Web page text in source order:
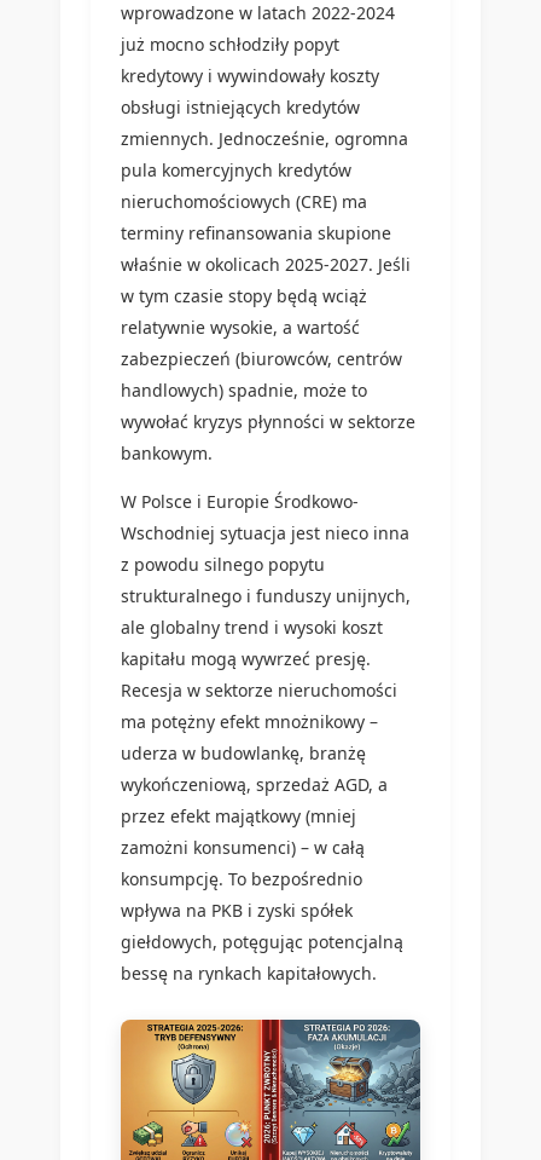
wprowadzone w latach 2022-2024
już mocno schłodziły popyt
kredytowy i wywindowały koszty
obsługi istniejących kredytów
zmiennych. Jednocześnie, ogromna
pula komercyjnych kredytów
nieruchomościowych (CRE) ma
terminy refinansowania skupione
właśnie w okolicach 2025-2027. Jeśli
w tym czasie stopy będą wciąż
relatywnie wysokie, a wartość
zabezpieczeń (biurowców, centrów
handlowych) spadnie, może to
wywołać kryzys płynności w sektorze
bankowym.
W Polsce i Europie Środkowo-
Wschodniej sytuacja jest nieco inna
z powodu silnego popytu
strukturalnego i funduszy unijnych,
ale globalny trend i wysoki koszt
kapitału mogą wywrzeć presję.
Recesja w sektorze nieruchomości
ma potężny efekt mnożnikowy –
uderza w budowlankę, branżę
wykończeniową, sprzedaż AGD, a
przez efekt majątkowy (mniej
zamożni konsumenci) – w całą
konsumpcję. To bezpośrednio
wpływa na PKB i zyski spółek
giełdowych, potęgując potencjalną
bessę na rynkach kapitałowych.